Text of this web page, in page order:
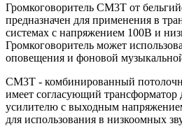
Громкоговоритель CM3T от
предназначен для применения в
системах с напряжением 100В и
Громкоговоритель может
оповещения и фоновой
CM3T - комбинированный
имеет согласующий трансформатор
усилителю с выходным
для использования в низкоомных